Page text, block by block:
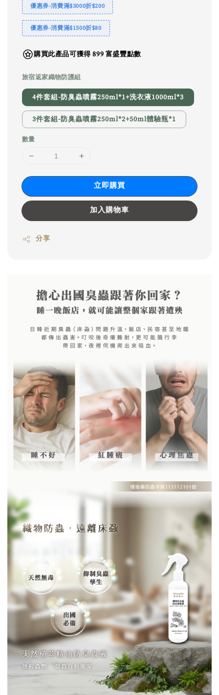
優惠券-消費滿$3000折$200
優惠券-消費滿$1500折$80
購買此產品可獲得 899 富盛豐點數
旅宿返家織物防護組
4件套組-防臭蟲噴霧250ml*1+洗衣液1000ml*3
3件套組-防臭蟲噴霧250ml*2+50ml體驗瓶*1
數量
立即購買
加入購物車
分享